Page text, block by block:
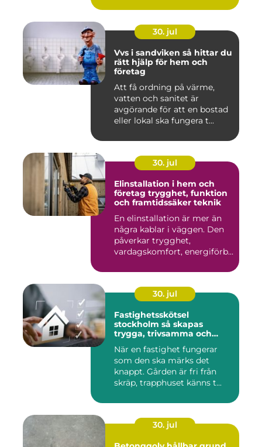
30. jul
Vvs i sandviken så hittar du
rätt hjälp för hem och
företag
Att få ordning på värme,
vatten och sanitet är
avgörande för att en bostad
eller lokal ska fungera t...
30. jul
Elinstallation i hem och
företag trygghet, funktion
och framtidssäker teknik
En elinstallation är mer än
några kablar i väggen. Den
påverkar trygghet,
vardagskomfort, energiförb...
30. jul
Fastighetsskötsel
stockholm så skapas
trygga, trivsamma och
När en fastighet fungerar
som den ska märks det
knappt. Gården är fri från
skräp, trapphuset känns t...
30. jul